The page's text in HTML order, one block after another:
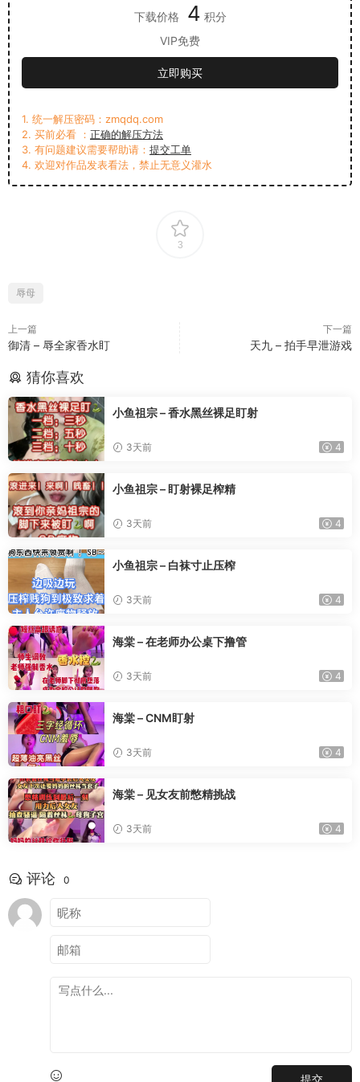
下载价格 4 积分
VIP免费
立即购买
1. 统一解压密码：zmqdq.com
2. 买前必看 ： 正确的解压方法
3. 有问题建议需要帮助请： 提交工单
4. 欢迎对作品发表看法，禁止无意义灌水
3
辱母
上一篇
御清 – 辱全家香水盯
下一篇
天九 – 拍手早泄游戏
猜你喜欢
小鱼祖宗 – 香水黑丝裸足盯射
3天前 4
小鱼祖宗 – 盯射裸足榨精
3天前 4
小鱼祖宗 – 白袜寸止压榨
3天前 4
海棠 – 在老师办公桌下撸管
3天前 4
海棠 – CNM盯射
3天前 4
海棠 – 见女友前憋精挑战
3天前 4
评论 0
提交